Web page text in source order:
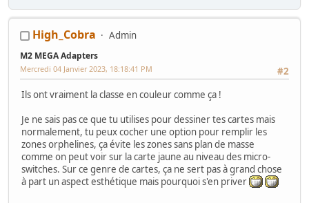
High_Cobra Admin
M2 MEGA Adapters
#2
Mercredi 04 Janvier 2023, 18:18:41 PM
Ils ont vraiment la classe en couleur comme ça !
Je ne sais pas ce que tu utilises pour dessiner tes cartes mais
normalement, tu peux cocher une option pour remplir les
zones orphelines, ça évite les zones sans plan de masse
comme on peut voir sur la carte jaune au niveau des micro-
switches. Sur ce genre de cartes, ça ne sert pas à grand chose
à part un aspect esthétique mais pourquoi s'en priver